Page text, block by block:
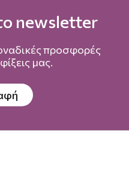
newsletter
προσφορές
μας.